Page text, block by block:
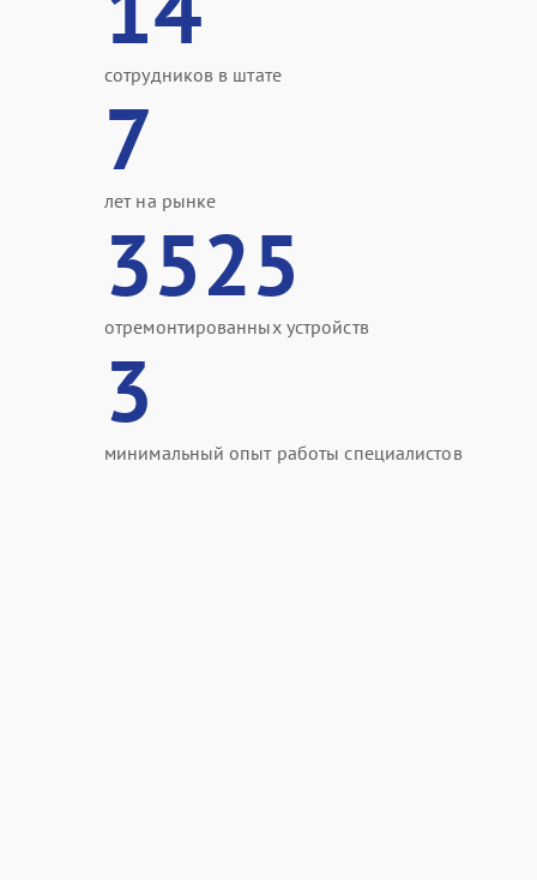
сотрудников в штате
7
лет на рынке
3525
отремонтированных устройств
3
минимальный опыт работы специалистов